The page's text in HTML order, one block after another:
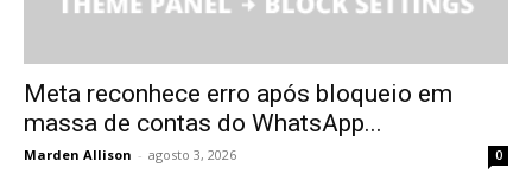
Meta reconhece erro após bloqueio em
massa de contas do WhatsApp...
Marden Allison - agosto 3, 2026 0